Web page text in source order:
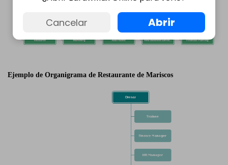
Ejemplo de Organigrama de Restaurante de Mariscos
Cancelar Abrir